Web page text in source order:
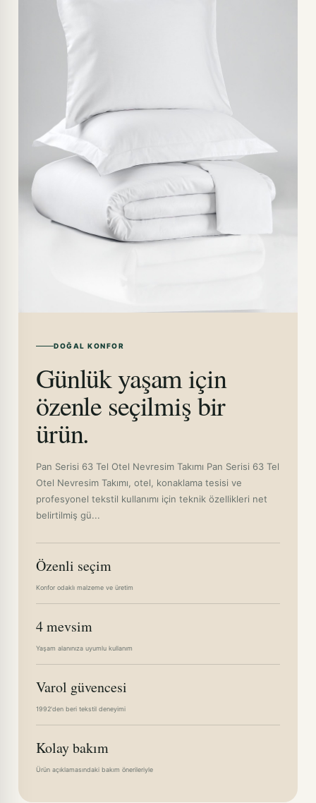
DOĞAL KONFOR
Günlük yaşam için
özenle seçilmiş bir
ürün.
Pan Serisi 63 Tel Otel Nevresim Takımı Pan Serisi 63 Tel
Otel Nevresim Takımı, otel, konaklama tesisi ve
profesyonel tekstil kullanımı için teknik özellikleri net
belirtilmiş gü...
Özenli seçim
Konfor odaklı malzeme ve üretim
4 mevsim
Yaşam alanınıza uyumlu kullanım
Varol güvencesi
1992'den beri tekstil deneyimi
Kolay bakım
Ürün açıklamasındaki bakım önerileriyle